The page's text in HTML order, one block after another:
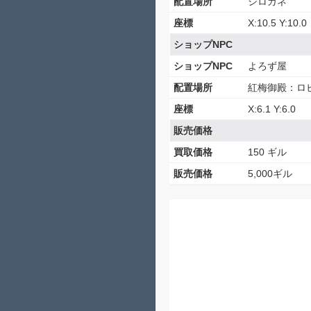
座標
X:10.5 Y:10.0
ショップNPC
ショップNPC
よろず屋
配置場所
紅梅御殿：ロ
座標
X:6.1 Y:6.0
販売価格
買取価格
150 ギル
販売価格
5,000ギル